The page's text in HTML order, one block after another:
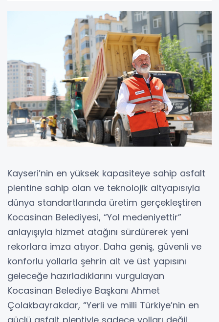
Kayseri’nin en yüksek kapasiteye sahip asfalt
plentine sahip olan ve teknolojik altyapısıyla
dünya standartlarında üretim gerçekleştiren
Kocasinan Belediyesi, “Yol medeniyettir”
anlayışıyla hizmet atağını sürdürerek yeni
rekorlara imza atıyor. Daha geniş, güvenli ve
konforlu yollarla şehrin alt ve üst yapısını
geleceğe hazırladıklarını vurgulayan
Kocasinan Belediye Başkanı Ahmet
Çolakbayrakdar, “Yerli ve milli Türkiye’nin en